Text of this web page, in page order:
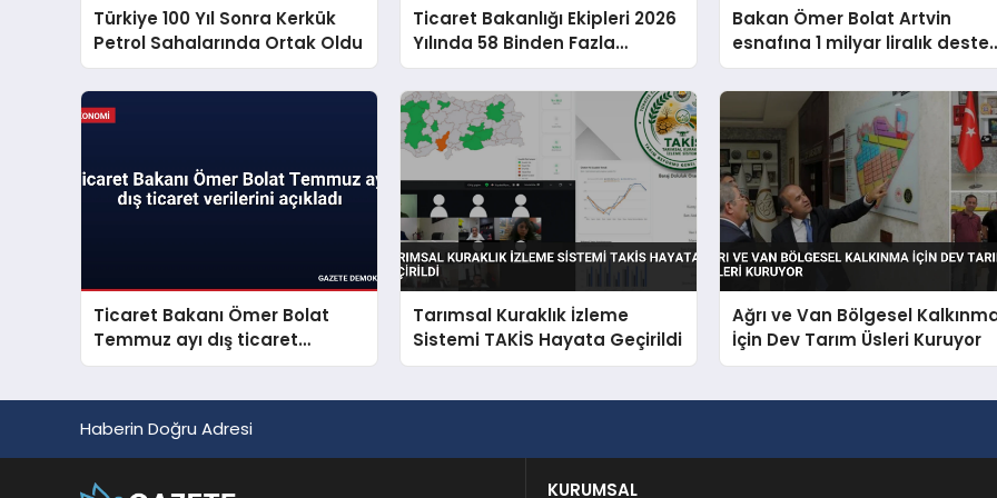
Türkiye 100 Yıl Sonra Kerkük
Petrol Sahalarında Ortak Oldu
Ticaret Bakanlığı Ekipleri 2026
Yılında 58 Binden Fazla
Hayvan Kurtardı
Bakan Ömer Bolat Artvin
esnafına 1 milyar liralık
müjdesi verdi
Ticaret Bakanı Ömer Bolat
Temmuz ayı dış ticaret
verilerini açıkladı
Tarımsal Kuraklık İzleme
Sistemi TAKİS Hayata Geçirildi
Ağrı ve Van Bölgesel
İçin Dev Tarım Üsleri Kuruyor
Haberin Doğru Adresi
KURUMSAL